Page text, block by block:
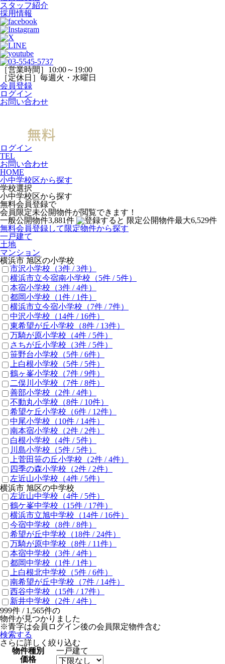
スタッフ紹介
採用情報
［営業時間］10:00～19:00
［定休日］毎週火・水曜日
会員登録
ログイン
お問い合わせ
ログイン
TEL
お問い合わせ
HOME
小中学校区から探す
学校選択
小中学校区から探す
無料会員登録で
会員限定未公開物件が閲覧できます！
一般公開物件3,881件 限定公開物件最大6,529件
無料会員登録して限定物件から探す
一戸建て
土地
マンション
横浜市 旭区の小学校
市沢小学校 （3件 /3件）
横浜市立今宿南小学校 （5件 / 5件）
本宿小学校 （3件 /4件）
都岡小学校 （1件 / 1件）
横浜市立今宿小学校 （7件 / 7件）
中沢小学校 （14件 / 16件）
東希望が丘小学校 （8件 / 13件）
万騎が原小学校 （4件 / 5件）
さちが丘小学校 （3件 / 5件）
笹野台小学校 （5件 /6件）
上白根小学校 （5件 / 5件）
鶴ヶ峯小学校 （7件 /9件）
二俣川小学校 （7件 /8件）
善部小学校 （2件 /4件）
不動丸小学校 （8件 / 10件）
希望ケ丘小学校 （6件 / 12件）
中尾小学校 （10件 / 14件）
南本宿小学校 （2件 / 2件）
白根小学校 （4件 / 5件）
川島小学校 （5件 / 5件）
上菅田笹の丘小学校 （2件 /4件）
四季の森小学校 （2件 / 2件）
左近山小学校 （4件 / 5件）
横浜市 旭区の中学校
左近山中学校 （4件 / 5件）
鶴ケ峯中学校 （15件 / 17件）
横浜市立旭中学校 （14件 / 16件）
今宿中学校 （8件 /8件）
希望が丘中学校 （18件 / 24件）
万騎が原中学校 （8件 / 11件）
本宿中学校 （3件 /4件）
都岡中学校 （1件 / 1件）
上白根北中学校 （5件 /6件）
南希望が丘中学校 （7件 / 14件）
西谷中学校 （15件 / 17件）
新井中学校 （2件 /4件）
999件 / 1,565件の
物件が見つかりました
※青字は会員ログイン後の会員限定物件含む
検索する
さらに詳しく絞り込む
物件種別
一戸建て
価格